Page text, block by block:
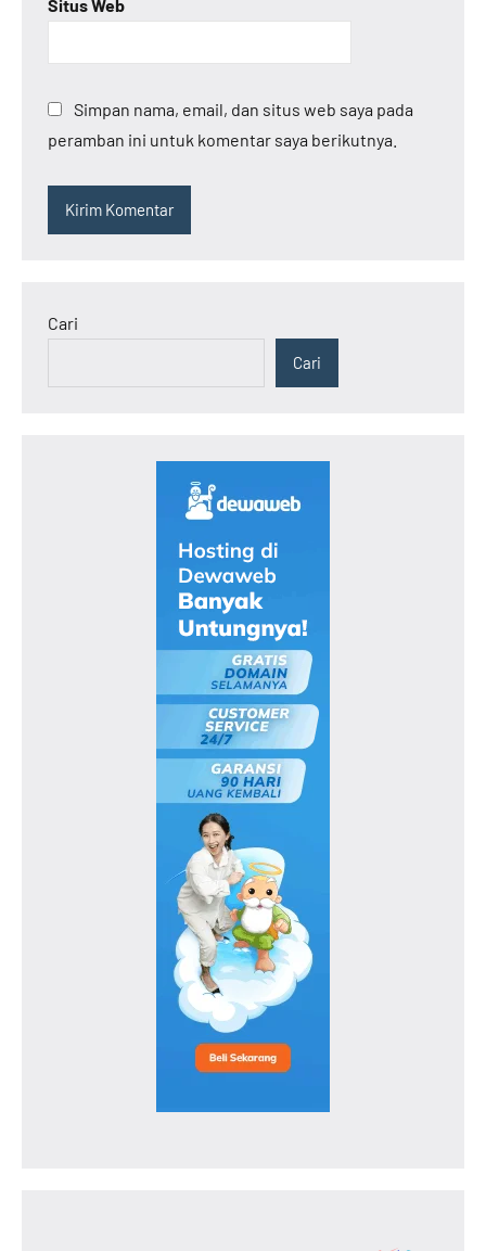
Situs Web
Simpan nama, email, dan situs web saya pada
peramban ini untuk komentar saya berikutnya.
Cari
Cari